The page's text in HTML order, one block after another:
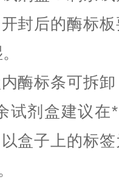
封后的酶标
酶标条可拆
试剂盒建议在
盒子上的标